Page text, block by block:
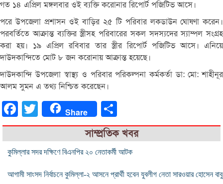
গত ১৪ এপ্রিল মঙ্গলবার ওই ব্যক্তি করোনার রিপোর্ট পজিটিভ আসে।
পরে উপজেলা প্রশাসন ওই বাড়ির ২৫ টি পরিবার লকডাউন ঘোষণা করেন।
পরবর্তিতে আক্রান্ত ব্যক্তির স্ত্রীসহ পরিবারের সকল সদস্যদের স্যাম্পল সংগ্রহ
করা হয়। ১৯ এপ্রিল রবিবার তার স্ত্রীর রিপোর্ট পজিটিভ আসে। এনিয়ে
দাউদকান্দিতে মোট ৮ জন করোনায় আক্রান্ত হয়েছে।
দাউদকান্দি উপজেলা স্বাস্থ্য ও পরিবার পরিকল্পনা কর্মকর্তা ডা:মো:শাহীনূর
আলম সুমন এ তথ্য নিশ্চিত করেছেন।
FacebookTwitter Share
সাম্প্রতিক খবর
কুমিল্লার সদর দক্ষিণে বিএনপির ২০ নেতাকর্মী আটক
আগামী সাংসদ নির্বাচনে কুমিল্লা-২ আসনে প্রার্থী হবেন যুবলীগ নেতা সারওয়ার হোসেন বাবু